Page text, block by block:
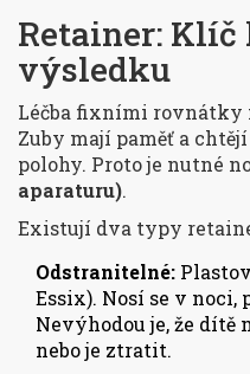
Retainer:
výsledku
Léčba fixními rovnátky
Zuby mají paměť a
polohy. Proto je nutné
aparaturu).
Existují dva typy
Odstranitelné:
Essix). Nosí se v noci,
Nevýhodou je, že dítě
nebo je ztratit.